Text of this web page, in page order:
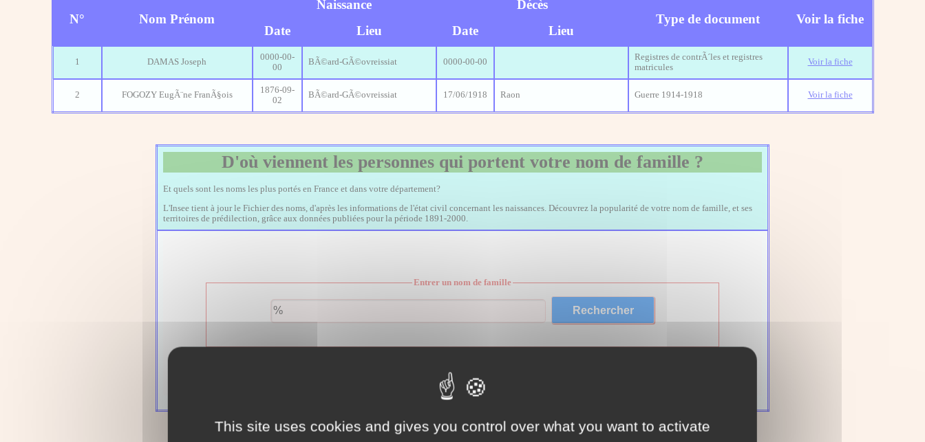
N° Nom Prénom
Naissance
Décès
Type de document
Voir la fiche
Date
Lieu Date Lieu
1 DAMAS Joseph
0000-00-
00
BÃ©ard-GÃ©ovreissiat 0000-00-00
Registres de contrÃ´les et registres
matricules
Voir la fiche
2 FOGOZY EugÃ¨ne FranÃ§ois
1876-09-
02
BÃ©ard-GÃ©ovreissiat 17/06/1918 Raon Guerre 1914-1918 Voir la fiche
D'où viennent les personnes qui portent votre nom de famille ?
Et quels sont les noms les plus portés en France et dans votre département?
L'Insee tient à jour le Fichier des noms, d'après les informations de l'état civil concernant les naissances. Découvrez la popularité de votre nom de famille, et ses
territoires de prédilection, grâce aux données publiées pour la période 1891-2000.
Entrer un nom de famille
Services d'archives en France
This site uses cookies and gives you control over what you want to activate